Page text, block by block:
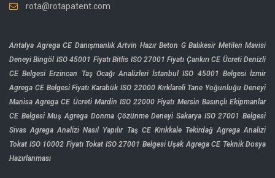
rota@rotapatent.com
Antalya Agrega CE Danışmanlık Artvin Hazır Beton G Balıkesir Metilen Mavisi
Deneyi Bingöl ISO 45001 Fiyatı Bitlis ISO 27001 Fiyatı Çankırı CE Ücreti Denizli
CE Belgesi Erzincan Taş Ocağı Analizleri İstanbul ISO 45001 Belgesi İzmir
Agrega CE Belgesi Fiyatı Karabük ISO 22000 Kırklareli Tane Yoğunluğu Deneyi
Manisa Agrega CE Ücreti Mardin ISO 22000 Fiyatı Mersin Basınçlı Ekipmanlar
CE Belgesi Muş Agrega Donma Çözünme Deneyi Sakarya ISO 27001 Belgesi
Sivas Agrega Analizi Nasıl Yapılır Taş CE Kırıkkale Tekirdağ Agrega Analizi
Tokat ISO 10002 Fiyatı Tokat ISO 27001 Belgesi Uşak Agrega CE Teknik Dosya
Hazırlanması